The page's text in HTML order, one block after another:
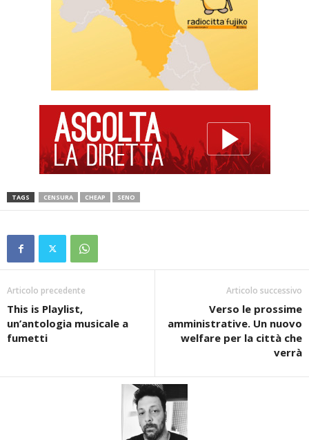
TAGS CENSURA CHEAP SENO
Articolo precedente
This is Playlist,
un’antologia musicale a
fumetti
Articolo successivo
Verso le prossime
amministrative. Un nuovo
welfare per la città che
verrà